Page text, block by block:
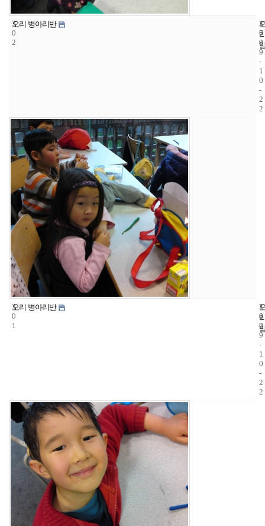
3
0
2
오리 병아리반
1
7
8
2
0
0
9
-
1
0
-
2
2
3
0
1
오리 병아리반
1
8
2
2
0
0
9
-
1
0
-
2
2